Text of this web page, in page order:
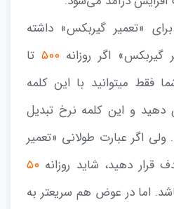
«تعمیر گیربکس» داشته
گیربکس» اگر روزانه ۵۰۰ تا
فقط میتوانید با این کلمه
دهید و این کلمه نرخ تبدیل
اگر عبارت طولانی «تعمیر
۵۰
اما در عوض هم سریعتر به